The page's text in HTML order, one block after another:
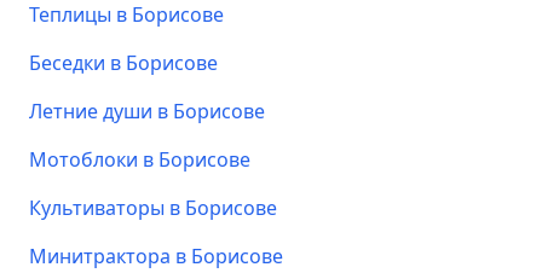
Теплицы в Борисове
Беседки в Борисове
Летние души в Борисове
Мотоблоки в Борисове
Культиваторы в Борисове
Минитрактора в Борисове